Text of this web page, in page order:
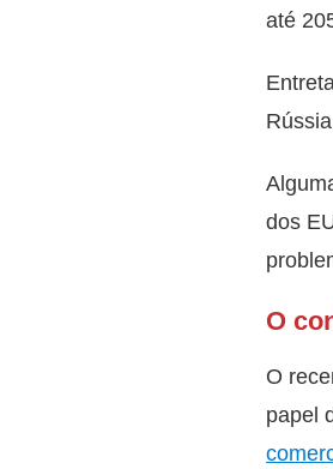
até
dos
O
O
papel